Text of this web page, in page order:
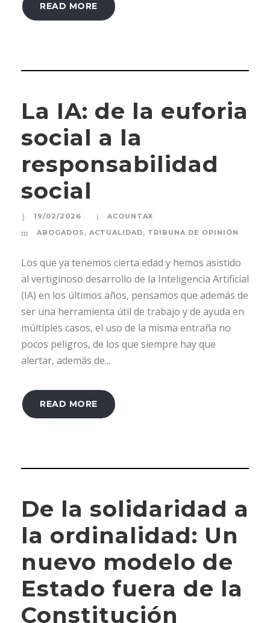
READ MORE
La IA: de la euforia
social a la
responsabilidad
social
19/02/2026
ACOUNTAX
ABOGADOS , ACTUALIDAD, TRIBUNA DE OPINIÓN
Los que ya tenemos cierta edad y hemos asistido
al vertiginoso desarrollo de la Inteligencia Artificial
(IA) en los últimos años, pensamos que además de
ser una herramienta útil de trabajo y de ayuda en
múltiples casos, el uso de la misma entraña no
pocos peligros, de los que siempre hay que
alertar, además de...
READ MORE
De la solidaridad a
la ordinalidad: Un
nuevo modelo de
Estado fuera de la
Constitución